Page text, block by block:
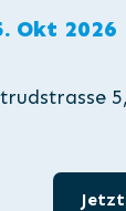
Okt 2026